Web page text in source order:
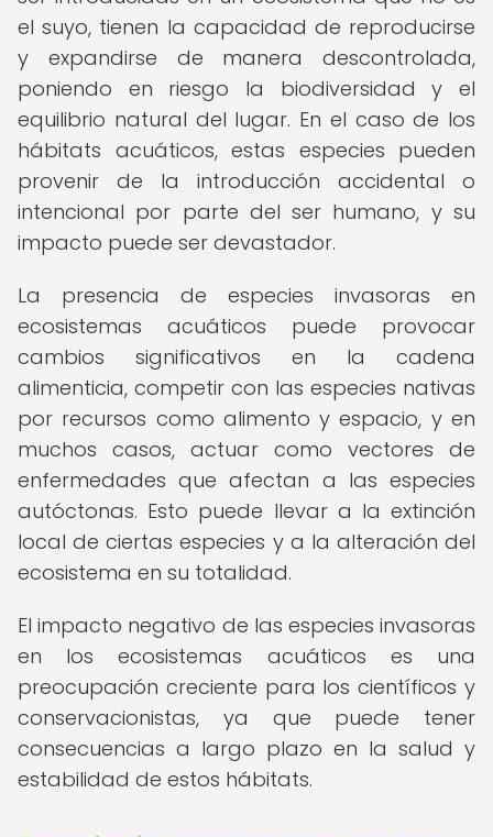
el suyo, tienen la capacidad de reproducirse
y expandirse de manera descontrolada,
poniendo en riesgo la biodiversidad y el
equilibrio natural del lugar. En el caso de los
hábitats acuáticos, estas especies pueden
provenir de la introducción accidental o
intencional por parte del ser humano, y su
impacto puede ser devastador.
La presencia de especies invasoras en
ecosistemas acuáticos puede provocar
cambios significativos en la cadena
alimenticia, competir con las especies nativas
por recursos como alimento y espacio, y en
muchos casos, actuar como vectores de
enfermedades que afectan a las especies
autóctonas. Esto puede llevar a la extinción
local de ciertas especies y a la alteración del
ecosistema en su totalidad.
El impacto negativo de las especies invasoras
en los ecosistemas acuáticos es una
preocupación creciente para los científicos y
conservacionistas, ya que puede tener
consecuencias a largo plazo en la salud y
estabilidad de estos hábitats.